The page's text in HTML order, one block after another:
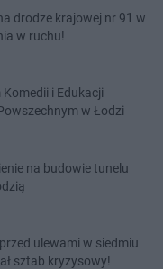
drodze krajowej nr 91 w
w ruchu!
i Edukacji
w Łodzi
na budowie tunelu
ulewami w siedmiu
sztab kryzysowy!